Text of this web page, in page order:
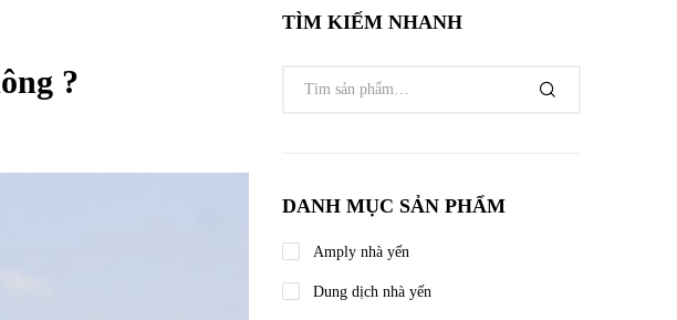
?
TÌM KIẾM NHANH
DANH MỤC SẢN PHẨM
Amply nhà yến
Dung dịch nhà yến